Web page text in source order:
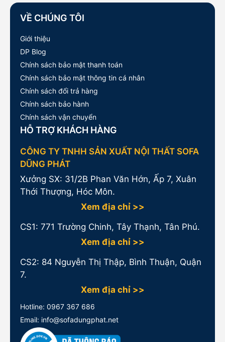
VỀ CHÚNG TÔI
Giới thiệu
DP Blog
Chính sách bảo mật thanh toán
Chính sách bảo mật thông tin cá nhân
Chính sách đổi trả hàng
Chính sách bảo hành
Chính sách vận chuyển
HỖ TRỢ KHÁCH HÀNG
CÔNG TY TNHH SẢN XUẤT NỘI THẤT SOFA
DŨNG PHÁT
Xưởng SX: 31/2B Phan Văn Hớn, Ấp 7, Xuân
Thới Thượng, Hóc Môn.
Xem địa chỉ >>
CS1: 771 Trường Chinh, Tây Thạnh, Tân Phú.
Xem địa chỉ >>
CS2: 84 Nguyễn Thị Thập, Bình Thuận, Quận
7.
Xem địa chỉ >>
Hotline: 0967 367 686
Email: info@sofadungphat.net